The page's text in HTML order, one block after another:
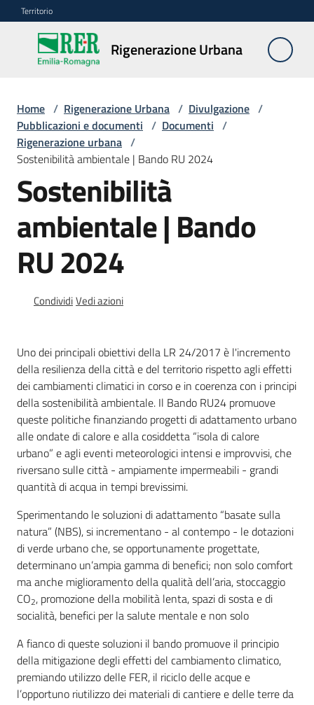
Vai al contenuto
Vai alla navigazione
Vai al footer
Territorio
Rigenerazione Urbana
Rigenerazione
Urbana
Misure
e
contributi
Strumenti
Divulgazione
Menu selezionato
Norme
Seguici
su
Territorio
Argomenti
Novità
Servizi
Leggi Atti Bandi
Home / Rigenerazione Urbana / Divulgazione /
Pubblicazioni e documenti / Documenti /
Rigenerazione urbana /
Sostenibilità ambientale | Bando RU 2024
Sostenibilità
ambientale | Bando
RU 2024
CondividiVedi azioni
Uno dei principali obiettivi della LR 24/2017 è l'incremento
della resilienza della città e del territorio rispetto agli effetti
dei cambiamenti climatici in corso e in coerenza con i principi
della sostenibilità ambientale. Il Bando RU24 promuove
queste politiche finanziando progetti di adattamento urbano
alle ondate di calore e alla cosiddetta “isola di calore
urbano” e agli eventi meteorologici intensi e improvvisi, che
riversano sulle città - ampiamente impermeabili - grandi
quantità di acqua in tempi brevissimi.
Sperimentando le soluzioni di adattamento “basate sulla
natura” (NBS), si incrementano - al contempo - le dotazioni
di verde urbano che, se opportunamente progettate,
determinano un’ampia gamma di benefici; non solo comfort
ma anche miglioramento della qualità dell’aria, stoccaggio
CO2, promozione della mobilità lenta, spazi di sosta e di
socialità, benefici per la salute mentale e non solo
A fianco di queste soluzioni il bando promuove il principio
della mitigazione degli effetti del cambiamento climatico,
premiando utilizzo delle FER, il riciclo delle acque e
l’opportuno riutilizzo dei materiali di cantiere e delle terre da